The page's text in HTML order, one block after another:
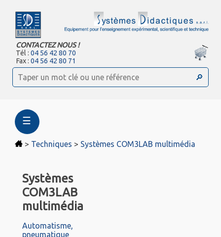
CONTACTEZ NOUS !
Tél :04 56 42 80 70
Fax :04 56 42 80 71
☰
> Techniques > Systèmes COM3LAB multimédia
Systèmes
COM3LAB
multimédia
Automatisme,
pneumatique